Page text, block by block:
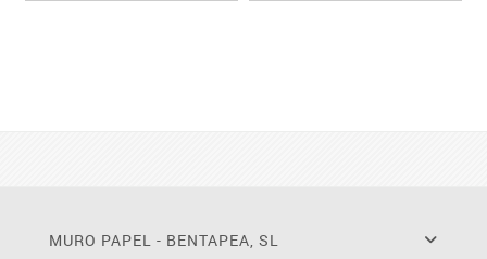
MURO PAPEL - BENTAPEA, SL